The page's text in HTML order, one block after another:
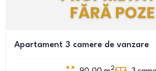
Apartament 3 camere de vanzare
2